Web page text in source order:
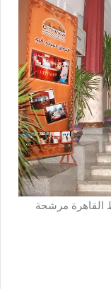
القاهرة مرشحة